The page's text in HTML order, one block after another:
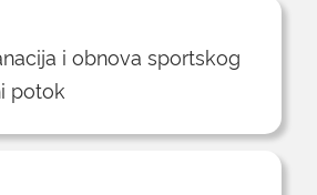
i obnova sportskog
potok